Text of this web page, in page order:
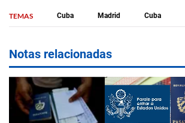
TEMAS Cuba Madrid Cuba
Notas relacionadas